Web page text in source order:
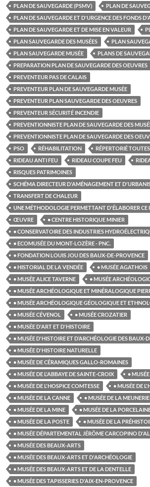
PLAN DE SAUVEGARDE (PSMV)
PLAN DE
PLAN DE SAUVEGARDE ET D'URGENCE DES FONDS
PLAN DE SAUVEGARDE ET DE MISE EN VALEUR
PLAN SAUVEGARDE DES MUSÉES
PLAN
PLAN SAUVEGARDE MUSÉE
PLANS DE
PREPARATION PLAN DE SAUVEGARDE DES OEUVRES
PREVENTEUR PAS DE CALAIS
PREVENTEUR PLAN DE SAUVEGARDE MUSÉE
PREVENTEUR PLAN SAUVEGARDE DES OEUVRES
PREVENTEUR SÉCURITÉ INCENDIE
PREVENTIONNISTE PLAN DE SAUVEGARDE DES
PREVENTIONNISTE PLAN DE SAUVEGARDE DES
PSO
RÉHABILITATION
RÉPERTORIÉ
RIDEAU ANTI FEU
RIDEAU COUPE FEU
RISQUES PATRIMOINES
SCHÉMA DIRECTEUR D'AMÉNAGEMENT ET
TRANSFERT DE CHALEUR
UNE MÉTHODOLOGIE PERMETTANT D'ÉLABORER CE
ŒUVRE
• CENTRE HISTORIQUE MINIER
• CONSERVATOIRE DES INDUSTRIES
• ECOMUSÉE DU MONT-LOZÈRE - PNC.
• FONDATION LOUIS JOU DES BAUX-DE-PROVENCE
• HISTORIAL DE LA VENDÉE
• MUSÉE AGATHOIS
• MUSÉE ALICE TAVERNE
• MUSÉE
• MUSÉE ARCHÉOLOGIQUE ET MINÉRALOGIQUE
• MUSÉE ARCHÉOLOGIQUE GÉOLOGIQUE ET
• MUSÉE CÉVENOL
• MUSÉE CROZATIER
• MUSÉE D'ART ET D'HISTOIRE
• MUSÉE D'HISTOIRE ET D’ARCHÉOLOGIE DES BAUX-
• MUSÉE D'HISTOIRE NATURELLE
• MUSÉE DE CÉRAMIQUES GALLO-ROMAINES
• MUSÉE DE L'ABBAYE DE SAINTE-CROIX
•
• MUSÉE DE L'HOSPICE COMTESSE
• MUSÉE DE
• MUSÉE DE LA CANNE
• MUSÉE DE LA
• MUSÉE DE LA MINE
• MUSÉE DE LA
• MUSÉE DE LA POSTE
• MUSÉE DE LA
• MUSÉE DÉPARTEMENTAL JÉRÔME CARCOPINO
• MUSÉE DES BEAUX-ARTS
• MUSÉE DES BEAUX-ARTS ET D'ARCHÉOLOGIE
• MUSÉE DES BEAUX-ARTS ET DE LA DENTELLE
• MUSÉE DES TAPISSERIES D'AIX-EN-PROVENCE